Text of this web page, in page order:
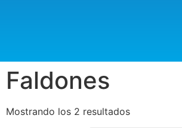
Faldones
Mostrando los 2 resultados